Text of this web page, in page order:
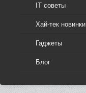
IT советы
Хай-тек новинки
Гаджеты
Блог